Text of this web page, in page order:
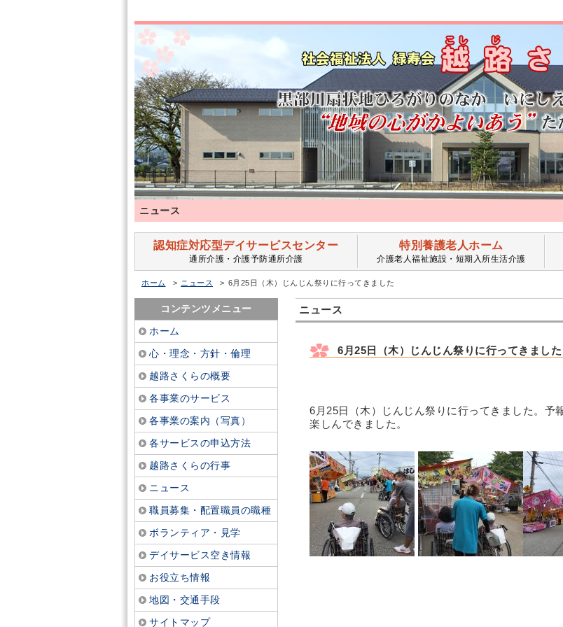
ニュース
認知症対応型デイサービスセンター
通所介護・介護予防通所介護
特別養護老人ホーム
介護老人福祉施設・短期入所生活介護
ホーム ニュース 6月25日（木）じんじん祭りに行ってきました
ニュース
6月25日（木）じんじん祭りに行ってきました
6月25日（木）じんじん祭りに行ってきました。予
楽しんできました。
コンテンツメニュー
ホーム
心・理念・方針・倫理
越路さくらの概要
各事業のサービス
各事業の案内（写真）
各サービスの申込方法
越路さくらの行事
ニュース
職員募集・配置職員の職種
ボランティア・見学
デイサービス空き情報
お役立ち情報
地図・交通手段
サイトマップ